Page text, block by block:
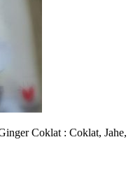
Coklat : Coklat, Jahe,